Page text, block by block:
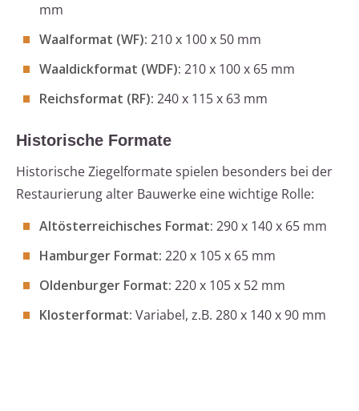
mm
Waalformat (WF): 210 x 100 x 50 mm
Waaldickformat (WDF): 210 x 100 x 65 mm
Reichsformat (RF): 240 x 115 x 63 mm
Historische Formate
Historische Ziegelformate spielen besonders bei der
Restaurierung alter Bauwerke eine wichtige Rolle:
Altösterreichisches Format: 290 x 140 x 65 mm
Hamburger Format: 220 x 105 x 65 mm
Oldenburger Format: 220 x 105 x 52 mm
Klosterformat: Variabel, z.B. 280 x 140 x 90 mm